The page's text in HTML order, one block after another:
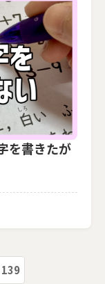
を書きたが
139